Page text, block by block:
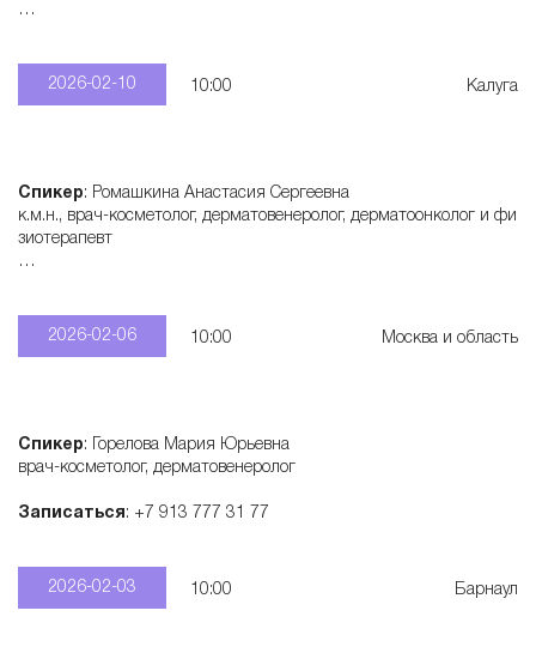
2026-02-10 10:00 Калуга
Спикер: Ромашкина Анастасия Сергеевна
к.м.н., врач-косметолог, дерматовенеролог, дерматоонколог и фи
зиотерапевт
2026-02-06 10:00 Москва и область
Спикер: Горелова Мария Юрьевна
врач-косметолог, дерматовенеролог
Записаться: +7 913 777 31 77
2026-02-03 10:00 Барнаул